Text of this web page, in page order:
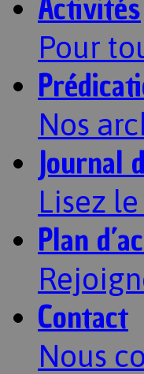
Pour
Nos
Journal
Lisez
Plan
Contact
Nous